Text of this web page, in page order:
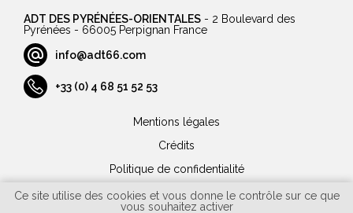
Ce site utilise des cookies et vous donne le contrôle sur ce que
vous souhaitez activer
ADT DES PYRÉNÉES-ORIENTALES - 2 Boulevard des
Pyrénées - 66005 Perpignan France
info@adt66.com
+33 (0) 4 68 51 52 53
Mentions légales
Crédits
Politique de confidentialité
Plan du site